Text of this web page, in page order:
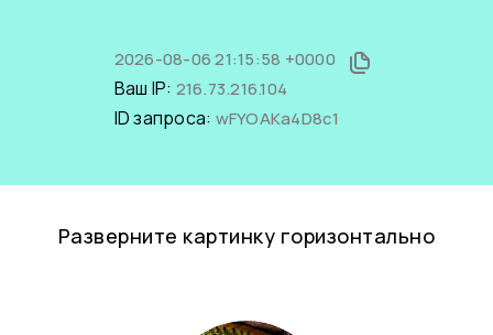
2026-08-06 21:15:58 +0000
Ваш IP: 216.73.216.104
ID запроса: wFYOAKa4D8c1
Разверните картинку горизонтально